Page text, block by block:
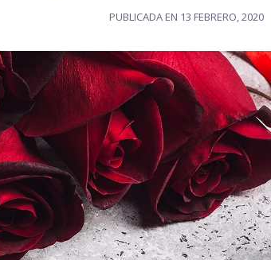
PUBLICADA EN 13 FEBRERO, 2020